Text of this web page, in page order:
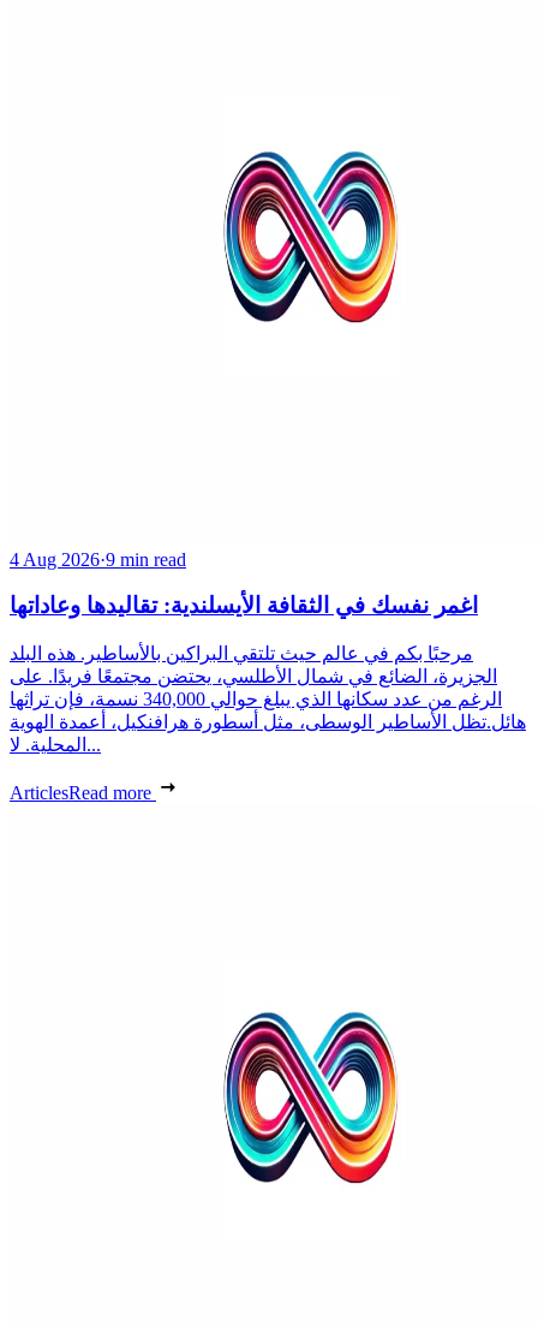
4 Aug 2026·9 min read
اغمر نفسك في الثقافة الأيسلندية: تقاليدها وعاداتها
مرحبًا بكم في عالم حيث تلتقي البراكين بالأساطير. هذه البلد
الجزيرة، الضائع في شمال الأطلسي، يحتضن مجتمعًا فريدًا. على
الرغم من عدد سكانها الذي يبلغ حوالي 340,000 نسمة، فإن تراثها
هائل.تظل الأساطير الوسطى، مثل أسطورة هرافنكيل، أعمدة الهوية
المحلية. لا...
ArticlesRead more